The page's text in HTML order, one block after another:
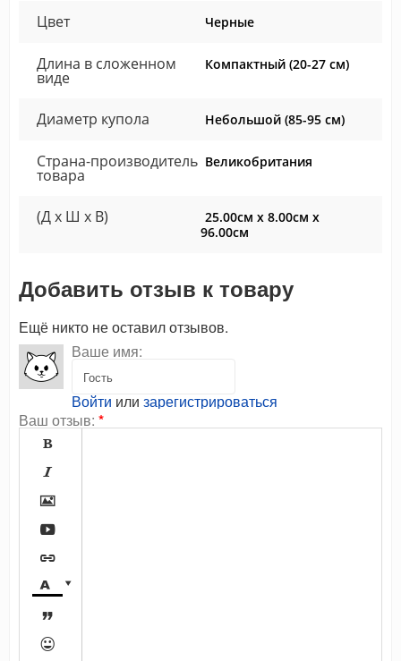
Цвет Черные
Длина в сложенном
виде
Компактный (20-27 см)
Диаметр купола Небольшой (85-95 см)
Страна-производитель
товара
Великобритания
(Д x Ш x В)
25.00см x 8.00см x
96.00см
Добавить отзыв к товару
Ещё никто не оставил отзывов.
Ваше имя:
Войти или зарегистрироваться
Ваш отзыв: *








